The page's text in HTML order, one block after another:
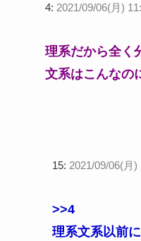
4: 2021/09/06(月)
理系だから全く
文系はこんなの
15: 2021/09/06(月
>>4
理系文系以前